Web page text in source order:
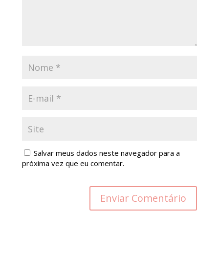
Salvar meus dados neste navegador para a
próxima vez que eu comentar.